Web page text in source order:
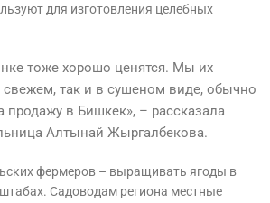
для изготовления целебных
тоже хорошо ценятся. Мы их
свежем, так и в сушеном виде, обычно
продажу в Бишкек», – рассказала
Алтынай Жыргалбекова.
фермеров – выращивать ягоды в
Садоводам региона местные